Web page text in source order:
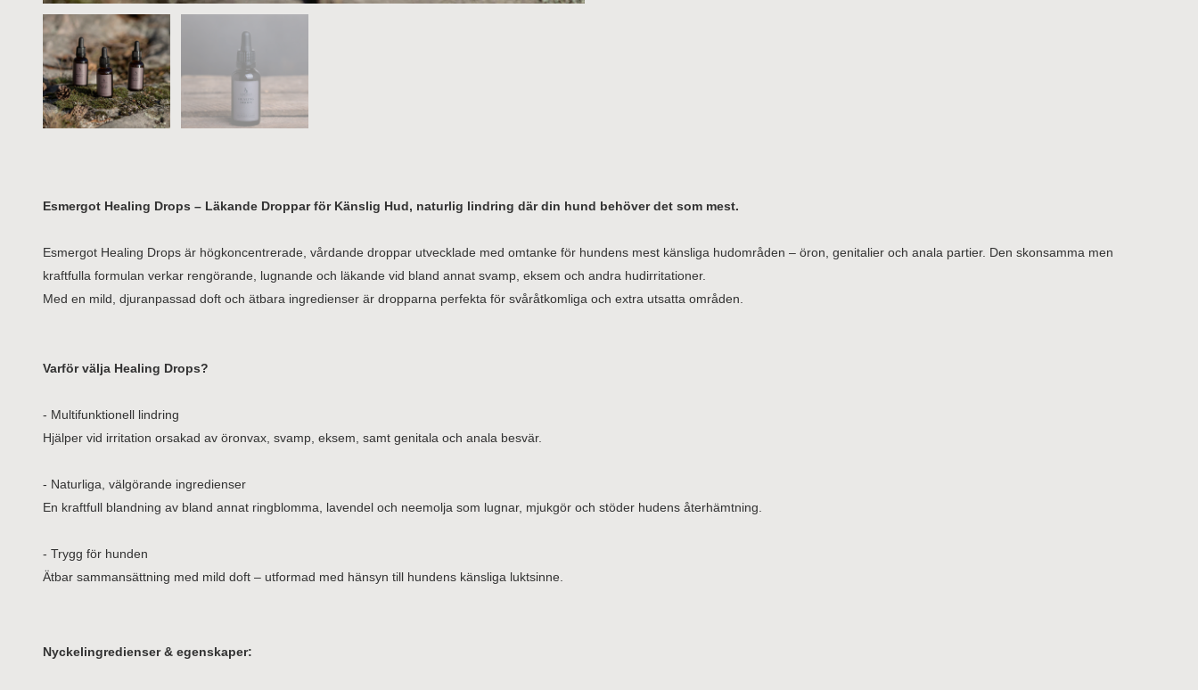
Esmergot Healing Drops – Läkande Droppar för Känslig Hud, naturlig lindring där din hund behöver det som mest.
Esmergot Healing Drops är högkoncentrerade, vårdande droppar utvecklade med omtanke för hundens mest känsliga hudområden – öron, genitalier och anala partier. Den skonsamma men
kraftfulla formulan verkar rengörande, lugnande och läkande vid bland annat svamp, eksem och andra hudirritationer.
Med en mild, djuranpassad doft och ätbara ingredienser är dropparna perfekta för svåråtkomliga och extra utsatta områden.
Varför välja Healing Drops?
- Multifunktionell lindring
Hjälper vid irritation orsakad av öronvax, svamp, eksem, samt genitala och anala besvär.
- Naturliga, välgörande ingredienser
En kraftfull blandning av bland annat ringblomma, lavendel och neemolja som lugnar, mjukgör och stöder hudens återhämtning.
- Trygg för hunden
Ätbar sammansättning med mild doft – utformad med hänsyn till hundens känsliga luktsinne.
Nyckelingredienser & egenskaper: